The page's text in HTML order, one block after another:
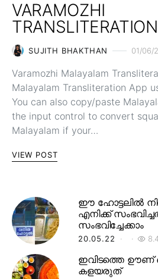
VARAMOZHI
SUJITH BHAKTHAN 01/06/
Varamozhi Malayalam
Malayalam Transliteration App
You can also copy/paste
the input control to convert
Malayalam if your…
VIEW POST
ഈ ഹോട്ടലിൽ
എനിക്ക്
സംഭവിച്ചേക്കാം
20.05.22
ഇവിടത്തെ ഊണ്
കളയരുത്